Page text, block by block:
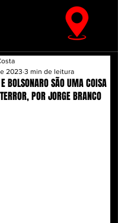
BOLSONARO SÃO UMA COISA
POR JORGE BRANCO
2023 3 min de leitura